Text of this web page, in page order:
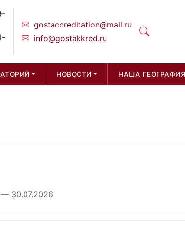
gostaccreditation@mail.ru
info@gostakkred.ru
НОВОСТИ НАША ГЕОГРАФИЯ
30.07.2026